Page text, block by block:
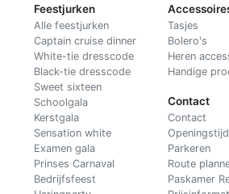
Feestjurken
Alle feestjurken
Captain cruise dinner
White-tie dresscode
Black-tie dresscode
Sweet sixteen
Schoolgala
Kerstgala
Sensation white
Examen gala
Prinses Carnaval
Bedrijfsfeest
Tasjes
Bolero's
Heren
Handige
Contact
Contact
Parkeren
Route
Paskamer